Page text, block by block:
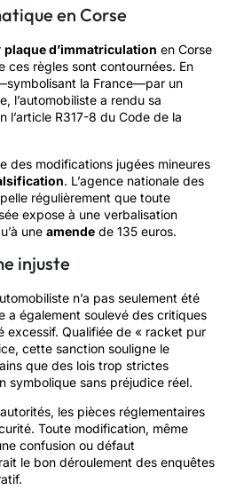
en Corse
plaque d’immatriculation en Corse
ces règles sont contournées. En
la France—par un
l’automobiliste a rendu sa
l’article R317-8 du Code de la
des modifications jugées mineures
. L’agence nationale des
régulièrement que toute
expose à une verbalisation
une amende de 135 euros.
injuste
n’a pas seulement été
a également soulevé des critiques
excessif. Qualifiée de « racket pur
cette sanction souligne le
que des lois trop strictes
symbolique sans préjudice réel.
les pièces réglementaires
Toute modification, même
confusion ou défaut
le bon déroulement des enquêtes